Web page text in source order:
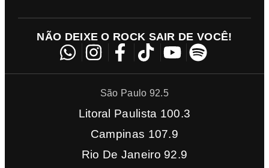
NÃO DEIXE O ROCK SAIR DE VOCÊ!
São Paulo 92.5
Litoral Paulista 100.3
Campinas 107.9
Rio De Janeiro 92.9